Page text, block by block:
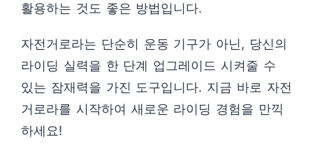
활용하는 것도 좋은 방법입니다.
자전거로라는 단순히 운동 기구가 아닌, 당신의
라이딩 실력을 한 단계 업그레이드 시켜줄 수
있는 잠재력을 가진 도구입니다. 지금 바로 자전
거로라를 시작하여 새로운 라이딩 경험을 만끽
하세요!